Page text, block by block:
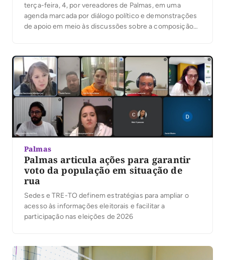
terça-feira, 4, por vereadores de Palmas, em uma
agenda marcada por diálogo político e demonstrações
de apoio em meio às discussões sobre a composição
conversou com Atos e muitos manifestaram […]
Palmas
Palmas articula ações para garantir
voto da população em situação de
rua
Sedes e TRE-TO definem estratégias para ampliar o
acesso às informações eleitorais e facilitar a
participação nas eleições de 2026